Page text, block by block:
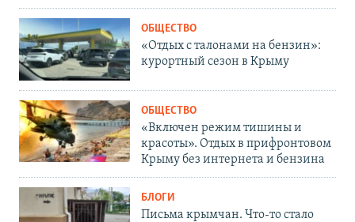
ОБЩЕСТВО
«Отдых с талонами на бензин»:
курортный сезон в Крыму
ОБЩЕСТВО
«Включен режим тишины и
красоты». Отдых в прифронтовом
Крыму без интернета и бензина
БЛОГИ
Письма крымчан. Что-то стало